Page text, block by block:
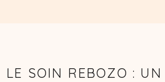
LE SOIN REBOZO :